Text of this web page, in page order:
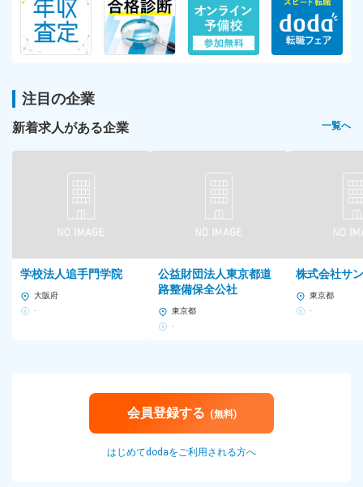
注目の企業
新着求人がある企業 一覧へ
学校法人追手門学院
大阪府
-
公益財団法人東京都道
路整備保全公社
東京都
-
株式会社サ
東京都
-
会員登録する (無料)
はじめてdodaをご利用される方へ